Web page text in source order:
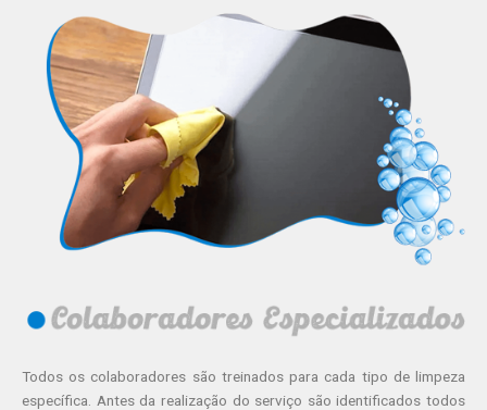
Todos os colaboradores são treinados para cada tipo de limpeza
específica. Antes da realização do serviço são identificados todos